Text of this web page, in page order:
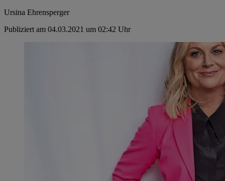
Ursina Ehrensperger
Publiziert am 04.03.2021 um 02:42 Uhr